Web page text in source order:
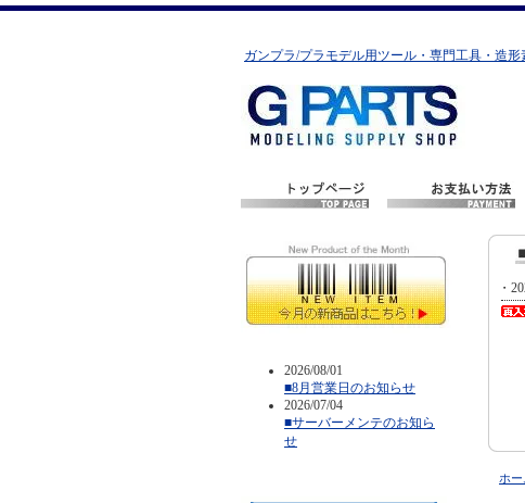
ガンプラ/プラモデル用ツール・専門工具・造
2026/08/01
■8月営業日のお知らせ
2026/07/04
■サーバーメンテのお知ら
せ
ホー